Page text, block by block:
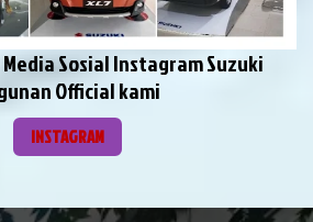
Sosial Instagram Suzuki
Official kami
INSTAGRAM